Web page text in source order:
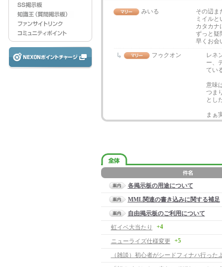
みいる
その辺ま
ミイル
カタカナ
ずっと疑
早くお会
フゥクオン
レネ
ー、
てい
意味
つま
とし
まぁ
各掲示板の用途について
MML関連の書き込みに関する補足
自由掲示板のご利用について
虹イベ大当たり
+4
ニューライズ仕様変更 +5
（雑談）初心者がシードフィナハ行った